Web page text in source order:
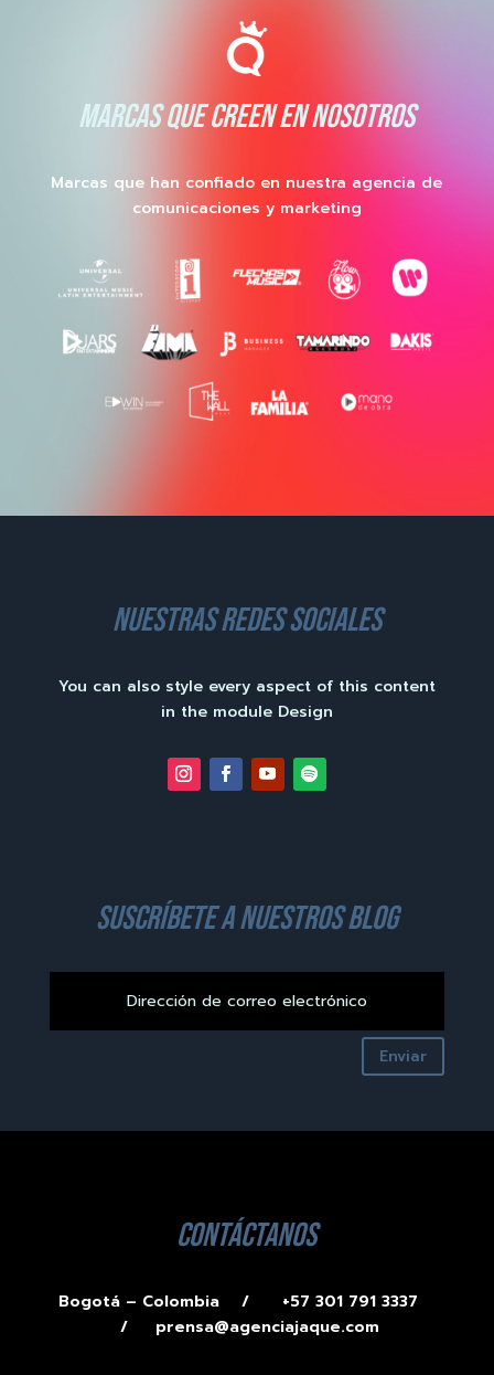
MARCAS QUE CREEN EN NOSOTROS
Marcas que han confiado en nuestra agencia de
comunicaciones y marketing
nuestras redes sociales
You can also style every aspect of this content
in the module Design
suscríbete a nuestros blog
Enviar
contáctanos
Bogotá – Colombia /
+57 301 791 3337
/ prensa@agenciajaque.com